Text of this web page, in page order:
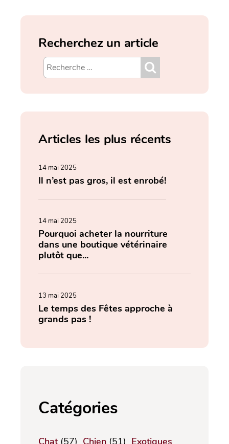
Recherchez un article
Articles les plus récents
14 mai 2025
Il n’est pas gros, il est enrobé!
14 mai 2025
Pourquoi acheter la nourriture
dans une boutique vétérinaire
plutôt que...
13 mai 2025
Le temps des Fêtes approche à
grands pas !
Catégories
Chat(57) Chien (51) Exotiques